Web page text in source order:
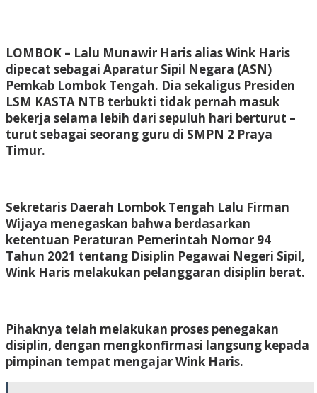
LOMBOK – Lalu Munawir Haris alias Wink Haris
dipecat sebagai Aparatur Sipil Negara (ASN)
Pemkab Lombok Tengah. Dia sekaligus Presiden
LSM KASTA NTB terbukti tidak pernah masuk
bekerja selama lebih dari sepuluh hari berturut –
turut sebagai seorang guru di SMPN 2 Praya
Timur.
Sekretaris Daerah Lombok Tengah Lalu Firman
Wijaya menegaskan bahwa berdasarkan
ketentuan Peraturan Pemerintah Nomor 94
Tahun 2021 tentang Disiplin Pegawai Negeri Sipil,
Wink Haris melakukan pelanggaran disiplin berat.
Pihaknya telah melakukan proses penegakan
disiplin, dengan mengkonfirmasi langsung kepada
pimpinan tempat mengajar Wink Haris.